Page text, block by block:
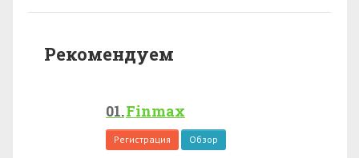
Рекомендуем
Finmax
Регистрация Обзор